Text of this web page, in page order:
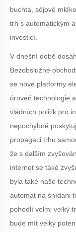
buchta, sójové
trh s automatickým
investicí.
V dnešní době
Bezobslužné
se nové platformy
úroveň technologie
vládních politik pro
nepochybně
propagaci trhu
že s dalším
internet se také
byla také naše
automat na snídani
pohodlí velmi velký
bude mít velký